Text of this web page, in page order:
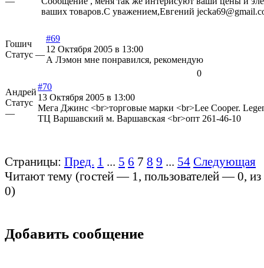
ваших товаров.С уважением,Евгений
Гошич
Статус —
#69
12 Октября 2005 в 13:00
А Лэмон мне понравился, рекомендую
0
Андрей
Статус
—
#70
13 Октября 2005 в 13:00
Мега Джинс <br>торговые марки <br>Lee Cooper.
ТЦ Варшавский м. Варшавская <br>опт 261-46-10
Страницы: Пред. 1 ... 5 6 7 8 9 ... 54 Следующая
Читают тему (гостей — 1, пользователей —0,
0)
Добавить сообщение